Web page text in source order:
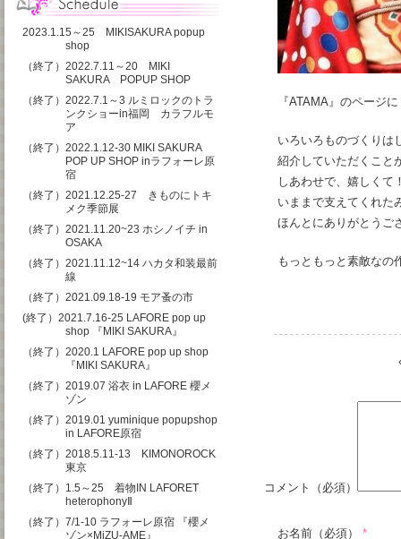
『ATAMA』のページ
いろいろものづくりは
紹介していただくこと
しあわせで、嬉しくて
いままで支えてくれた
ほんとにありがとうご
もっともっと素敵なの
コメント（必須）
お名前（必須） *
2023.1.15～25 MIKISAKURA popup
shop
（終了）2022.7.11～20 MIKI
SAKURA POPUP SHOP
（終了）2022.7.1～3 ルミロックのトラ
ンクショーin福岡 カラフルモ
ア
（終了）2022.1.12-30 MIKI SAKURA
POP UP SHOP inラフォーレ原
宿
（終了）2021.12.25-27 きものにトキ
メク季節展
（終了）2021.11.20~23 ホシノイチ in
OSAKA
（終了）2021.11.12~14 ハカタ和装最前
線
（終了）2021.09.18-19 モア蚤の市
(終了）2021.7.16-25 LAFORE pop up
shop 『MIKI SAKURA』
（終了）2020.1 LAFORE pop up shop
『MIKI SAKURA』
（終了）2019.07 浴衣 in LAFORE 櫻メ
ゾン
（終了）2019.01 yuminique popupshop
in LAFORE原宿
（終了）2018.5.11-13 KIMONOROCK
東京
（終了）1.5～25 着物IN LAFORET
heterophonyⅡ
（終了）7/1-10 ラフォーレ原宿 『櫻メ
ゾン×MiZU-AME』